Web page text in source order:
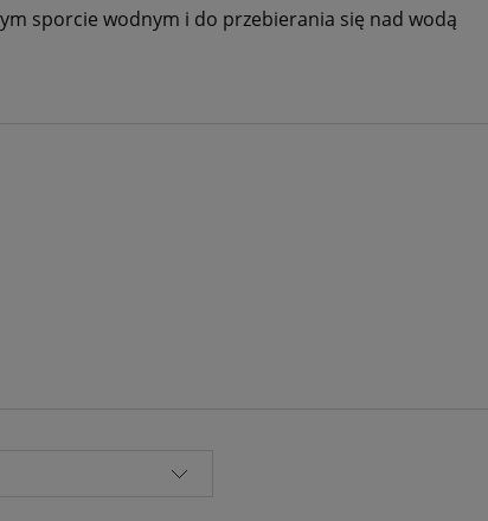
sporcie wodnym i do przebierania się nad wodą